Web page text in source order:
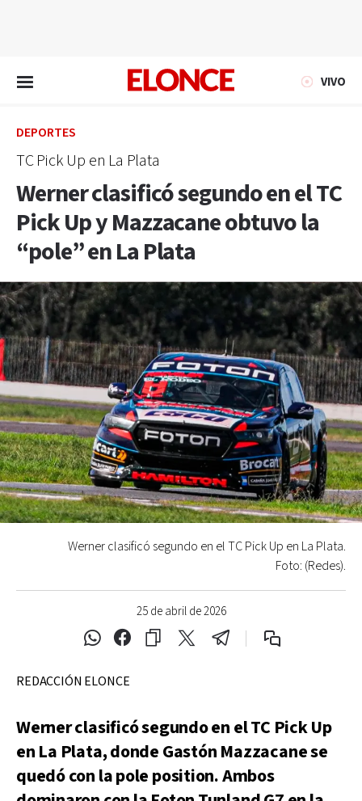
VIVO
DEPORTES
TC Pick Up en La Plata
Werner clasificó segundo en el TC
Pick Up y Mazzacane obtuvo la
“pole” en La Plata
25 de abril de 2026
Werner clasificó segundo en el TC Pick Up en La Plata.
Foto: (Redes).
REDACCIÓN ELONCE
Werner clasificó segundo en el TC Pick Up
en La Plata, donde Gastón Mazzacane se
quedó con la pole position. Ambos